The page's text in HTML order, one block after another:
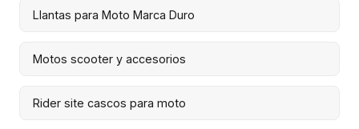
Llantas para Moto Marca Duro
Motos scooter y accesorios
Rider site cascos para moto